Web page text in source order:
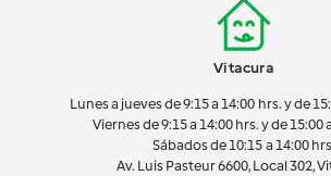
Vitacura
Lunes a jueves de 9:15 a 14:00 hrs. y de
Viernes de 9:15 a 14:00 hrs. y de 15:00
Sábados de 10:15 a 14:00
Av. Luis Pasteur 6600, Local 302,